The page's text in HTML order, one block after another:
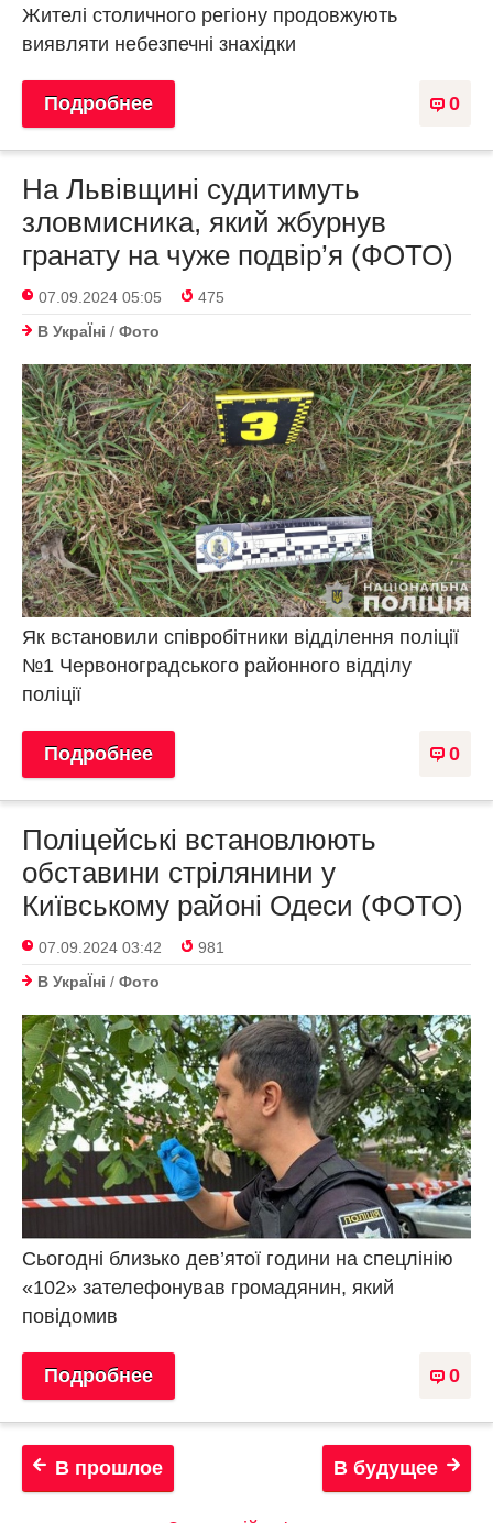
Жителі столичного регіону продовжують
виявляти небезпечні знахідки
0
Подробнее
На Львівщині судитимуть
зловмисника, який жбурнув
гранату на чуже подвір’я (ФОТО)
07.09.2024 05:05
475
В УкраЇнi / Фото
Як встановили співробітники відділення поліції
№1 Червоноградського районного відділу
поліції
0
Подробнее
Поліцейські встановлюють
обставини стрілянини у
Київському районі Одеси (ФОТО)
07.09.2024 03:42
981
В УкраЇнi / Фото
Сьогодні близько дев’ятої години на спецлінію
«102» зателефонував громадянин, який
повідомив
0
Подробнее
В будущее
В прошлое